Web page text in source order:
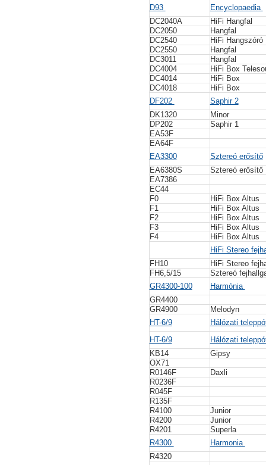
D93
Encyclopaedia
DC2040A
HiFi Hangfal
DC2050
Hangfal
DC2540
HiFi Hangszóró
DC2550
Hangfal
DC3011
Hangfal
DC4004
HiFi Box
DC4014
HiFi Box
DC4018
HiFi Box
DF202
Saphir 2
DK1320
Minor
DP202
Saphir 1
EA53F
EA64F
EA3300
Sztereó erősítő
EA6380S
Sztereó erősítő
EA7386
EC44
F0
HiFi Box Altus
F1
HiFi Box Altus
F2
HiFi Box Altus
F3
HiFi Box Altus
F4
HiFi Box Altus
HiFi Stereo
FH10
HiFi Stereo
FH6,5/15
Sztereó
GR4300-100
Harmónia
GR4400
GR4900
Melodyn
HT-6/9
Hálózati
HT-6/9
Hálózati
KB14
Gipsy
OX71
R0146F
Daxli
R0236F
R045F
R135F
R4100
Junior
R4200
Junior
R4201
Superla
R4300
Harmonia
R4320